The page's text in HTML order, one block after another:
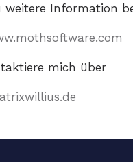
weitere Information
mich über